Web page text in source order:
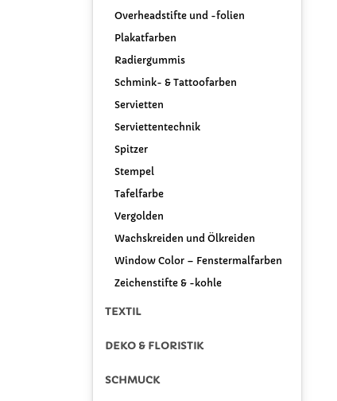
Overheadstifte und -folien
Plakatfarben
Radiergummis
Schmink- & Tattoofarben
Servietten
Serviettentechnik
Spitzer
Stempel
Tafelfarbe
Vergolden
Wachskreiden und Ölkreiden
Window Color – Fenstermalfarben
Zeichenstifte & -kohle
TEXTIL
DEKO & FLORISTIK
SCHMUCK